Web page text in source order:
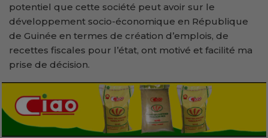
potentiel que cette société peut avoir sur le
développement socio-économique en République
de Guinée en termes de création d’emplois, de
recettes fiscales pour l’état, ont motivé et facilité ma
prise de décision.